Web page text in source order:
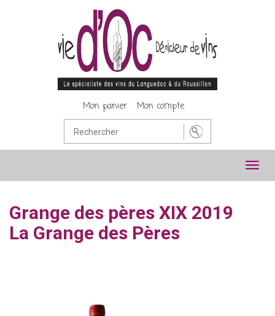
Mon panier Mon compte
Grange des pères XIX 2019
La Grange des Pères